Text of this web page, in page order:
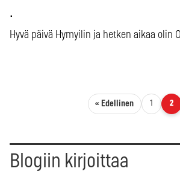
.
Hyvä päivä Hymyilin ja hetken aikaa olin
Artikkelien sivutus
« Edellinen 1 2
Blogiin kirjoittaa